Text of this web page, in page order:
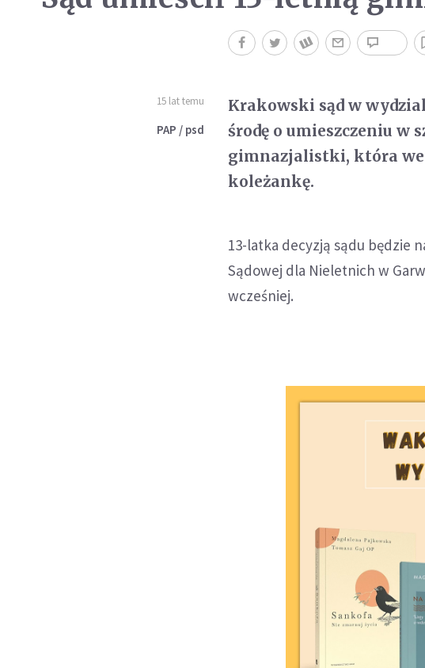
15 lat temu
PAP / psd
Krakowski sąd w
środę o umieszczeniu
gimnazjalistki, która we
koleżankę.
13-latka decyzją sądu będzie
Sądowej dla Nieletnich w
wcześniej.